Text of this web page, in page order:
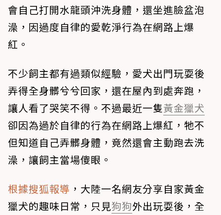
會自己打開水龍頭沖洗身體，還坐進臉盆泡
澡，因過度自律的愛乾淨行為在網路上爆
紅。
不少飼主都有過類似經驗，愛犬出門玩耍後
弄得全身髒兮兮回家，還在屋內到處奔跑，
讓人看了哭笑不得。不過最近一隻黃金獵犬
卻因為過於自律的行為在網路上爆紅，牠不
但知道自己弄髒身體，竟然還會主動跑去洗
澡，讓飼主當場傻眼。
根據搜狐報導 ，大陸一名網友分享自家黃金
獵犬的趣味日常，只見狗狗外出玩耍後，全